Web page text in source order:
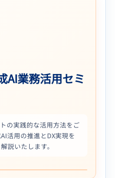
AI業務活用セミ
の実践的な活用方法をご
活用の推進とDX実現を
説いたします。